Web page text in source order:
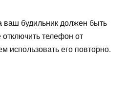
ваш будильник должен быть
телефон от
использовать его повторно.